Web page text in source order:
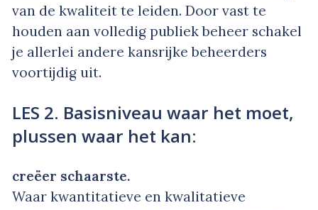
van de kwaliteit te leiden. Door vast te
houden aan volledig publiek beheer schakel
je allerlei andere kansrijke beheerders
voortijdig uit.
LES 2. Basisniveau waar het moet,
plussen waar het kan:
creëer schaarste.
Waar kwantitatieve en kwalitatieve